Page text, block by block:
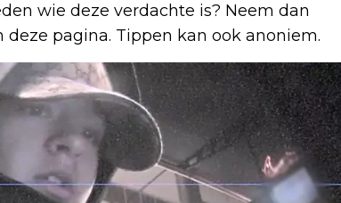
wie deze verdachte is? Neem dan
pagina. Tippen kan ook anoniem.